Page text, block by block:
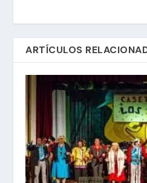
ARTÍCULOS